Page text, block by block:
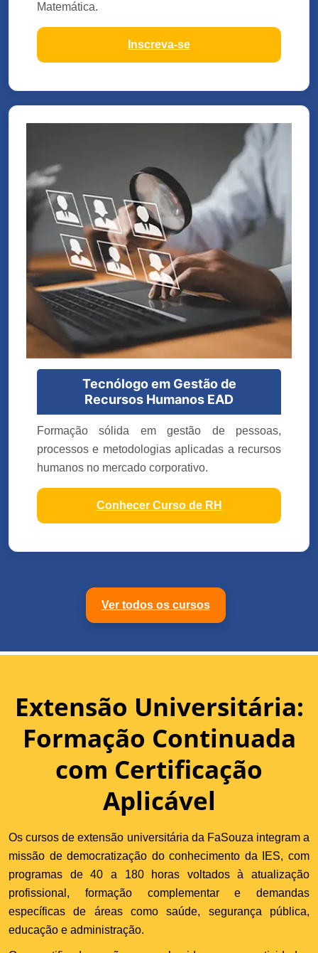
Matemática.
Inscreva-se
Tecnólogo em Gestão de
Recursos Humanos EAD
Formação sólida em gestão de pessoas,
processos e metodologias aplicadas a recursos
humanos no mercado corporativo.
Conhecer Curso de RH
Ver todos os cursos
Extensão Universitária:
Formação Continuada
com Certificação
Aplicável
Os cursos de extensão universitária da FaSouza integram a
missão de democratização do conhecimento da IES, com
programas de 40 a 180 horas voltados à atualização
profissional, formação complementar e demandas
específicas de áreas como saúde, segurança pública,
educação e administração.